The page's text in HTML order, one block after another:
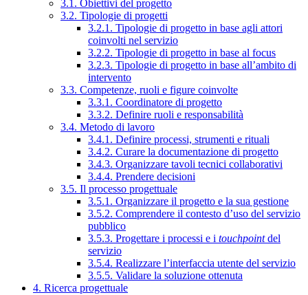
3.1. Obiettivi del progetto
3.2. Tipologie di progetti
3.2.1. Tipologie di progetto in base agli attori
coinvolti nel servizio
3.2.2. Tipologie di progetto in base al focus
3.2.3. Tipologie di progetto in base all’ambito di
intervento
3.3. Competenze, ruoli e figure coinvolte
3.3.1. Coordinatore di progetto
3.3.2. Definire ruoli e responsabilità
3.4. Metodo di lavoro
3.4.1. Definire processi, strumenti e rituali
3.4.2. Curare la documentazione di progetto
3.4.3. Organizzare tavoli tecnici collaborativi
3.4.4. Prendere decisioni
3.5. Il processo progettuale
3.5.1. Organizzare il progetto e la sua gestione
3.5.2. Comprendere il contesto d’uso del servizio
pubblico
3.5.3. Progettare i processi e i touchpointdel
servizio
3.5.4. Realizzare l’interfaccia utente del servizio
3.5.5. Validare la soluzione ottenuta
4. Ricerca progettuale